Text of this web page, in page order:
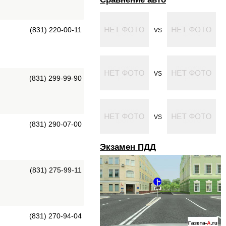
VS
VS
VS
Экзамен ПДД
(831) 220-00-11
(831) 299-99-90
(831) 290-07-00
(831) 275-99-11
(831) 270-94-04